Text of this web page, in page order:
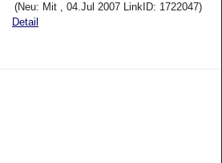
(Neu: Mit , 04.Jul 2007 LinkID: 1722047)
Detail